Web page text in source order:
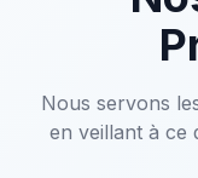
Nous servons
en veillant à ce